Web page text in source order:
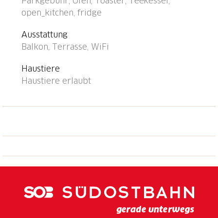
Sehenswürdigkeiten: Falconeria, Locarno, Mercato
Cannobio, Luino, Intra IT, Castelli di Bellinzona, Ponte
Tibetano, Aussichtspunkt Berge - See 150 m.
Bekannte Seen in der Umgebung sind gut erreichbar:
Lago Maggiore, Lago di Lugano. Wandergebiete:
Monte Tamaro-Splash and SPA, Valle Maggia-Lago di
Sambuco-Naret. Bitte beachten: geeignet für Familien.
open_kitchen, fridge
Ausstattung
Balkon, Terrasse, WiFi
Haustiere
Haustiere erlaubt